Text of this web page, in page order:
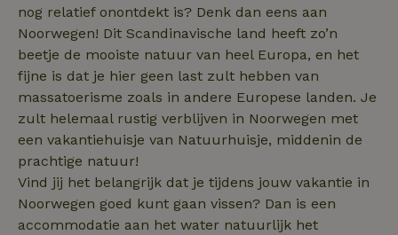
nog relatief onontdekt is? Denk dan eens aan
Noorwegen! Dit Scandinavische land heeft zo’n
beetje de mooiste natuur van heel Europa, en het
fijne is dat je hier geen last zult hebben van
massatoerisme zoals in andere Europese landen. Je
zult helemaal rustig verblijven in Noorwegen met
een vakantiehuisje van Natuurhuisje, middenin de
prachtige natuur!
Vind jij het belangrijk dat je tijdens jouw vakantie in
Noorwegen goed kunt gaan vissen? Dan is een
accommodatie aan het water natuurlijk het